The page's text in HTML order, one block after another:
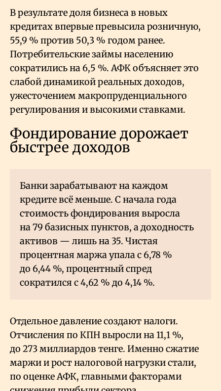
В результате доля бизнеса в новых
кредитах впервые превысила розничную,
55,9 % против 50,3 % годом ранее.
Потребительские займы населению
сократились на 6,5 %. АФК объясняет это
слабой динамикой реальных доходов,
ужесточением макропруденциального
регулирования и высокими ставками.
Фондирование дорожает
быстрее доходов
Банки зарабатывают на каждом
кредите всё меньше. С начала года
стоимость фондирования выросла
на 79 базисных пунктов, а доходность
активов — лишь на 35. Чистая
процентная маржа упала с 6,78 %
до 6,44 %, процентный спред
сократился с 4,62 % до 4,14 %.
Отдельное давление создают налоги.
Отчисления по КПН выросли на 11,1 %,
до 273 миллиардов тенге. Именно сжатие
маржи и рост налоговой нагрузки стали,
по оценке АФК, главными факторами